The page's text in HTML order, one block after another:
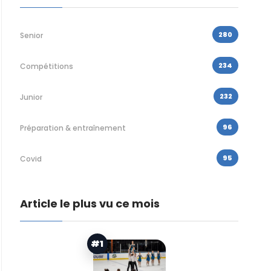
Senior 280
Compétitions 234
Junior 232
Préparation & entraînement 96
Covid 95
Article le plus vu ce mois
#1